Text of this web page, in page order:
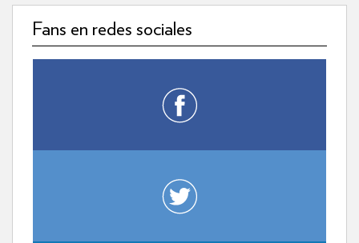
Fans en redes sociales